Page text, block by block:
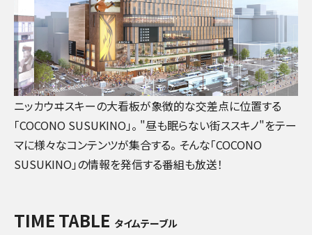
ニッカウヰスキーの大看板が象徴的な交差点に位置する
「COCONO SUSUKINO」。 "昼も眠らない街ススキノ"をテー
マに様々なコンテンツが集合する。 そんな「COCONO
SUSUKINO」の情報を発信する番組も放送！
TIME TABLE タイムテーブル